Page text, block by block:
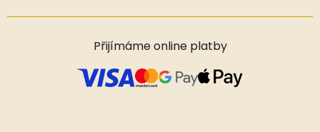
Přijímáme online platby